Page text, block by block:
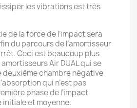
les vibrations est très
de la force de l’impact sera
du parcours de l’amortisseur
Ceci est beaucoup plus
Air DUAL qui se
deuxième chambre négative
qui n’est pas
phase de l’impact
initiale et moyenne.